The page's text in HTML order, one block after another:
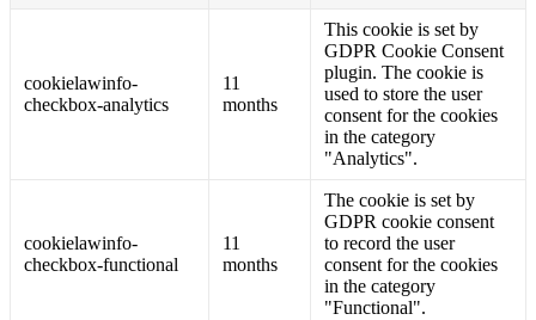
cookielawinfo-
checkbox-analytics
11
months
This cookie is set by
GDPR Cookie Consent
plugin. The cookie is
used to store the user
consent for the cookies
in the category
"Analytics".
cookielawinfo-
checkbox-functional
11
months
The cookie is set by
GDPR cookie consent
to record the user
consent for the cookies
in the category
"Functional".